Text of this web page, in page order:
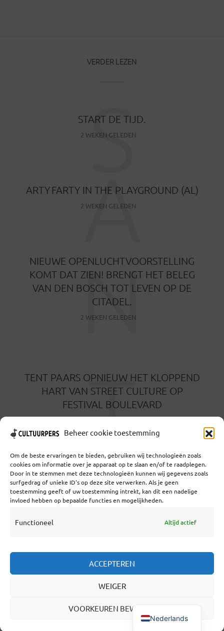
Beheer cookie toestemming
Om de beste ervaringen te bieden, gebruiken wij technologieën zoals
cookies om informatie over je apparaat op te slaan en/of te raadplegen.
Door in te stemmen met deze technologieën kunnen wij gegevens zoals
surfgedrag of unieke ID's op deze site verwerken. Als je geen
toestemming geeft of uw toestemming intrekt, kan dit een nadelige
invloed hebben op bepaalde functies en mogelijkheden.
Functioneel Altijd actief
ACCEPTEREN
WEIGER
VOORKEUREN BEWAREN
VERDER LEZEN
START DE TIJD.
2 WEKEN GELEDEN
S
ARTY FARTY IN THE PLAYGROUND (AL)
2 WEKEN GELEDEN
A
NIEUWE OPENLUCHTVOORSTELLING
KOMT DAT ZIEN! BRENGT HET BELEG
VAN DEN BOSCH TOT LEVEN OP DE
CITADEL.
2 WEKEN GELEDEN
N
TENT PAARS OPNIEUW HET KLOPPEND
HART VAN STREET CULTURE OP
FESTIVAL BOULEVARD
T
Coöperatief Cultureel Persbureau U.A. | Salzburg 29 |
3524KS Utrecht | KvK: 55573592 |Btw:
Nederlands